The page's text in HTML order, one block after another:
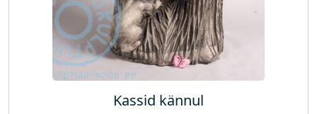
Kassid kännul